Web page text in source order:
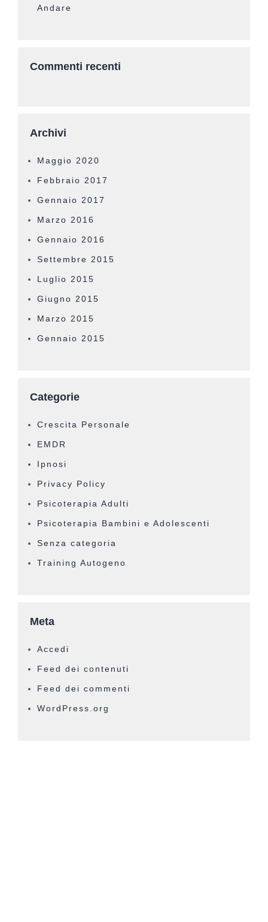
Andare
Commenti recenti
Archivi
Maggio 2020
Febbraio 2017
Gennaio 2017
Marzo 2016
Gennaio 2016
Settembre 2015
Luglio 2015
Giugno 2015
Marzo 2015
Gennaio 2015
Categorie
Crescita Personale
EMDR
Ipnosi
Privacy Policy
Psicoterapia Adulti
Psicoterapia Bambini e Adolescenti
Senza categoria
Training Autogeno
Meta
Accedi
Feed dei contenuti
Feed dei commenti
WordPress.org